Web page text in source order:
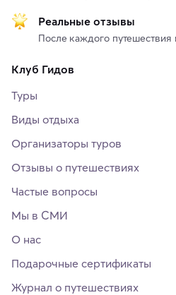
Реальные отзывы
После каждого путешествия
Клуб Гидов
Туры
Виды отдыха
Организаторы туров
Отзывы о путешествиях
Частые вопросы
Мы в СМИ
О нас
Подарочные сертификаты
Журнал о путешествиях